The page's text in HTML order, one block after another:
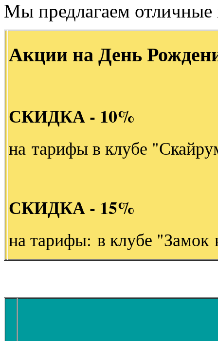
Мы предлагаем отличные
Акции на День
СКИДКА - 10%
на тарифы в клубе
СКИДКА - 15%
на тарифы: в клубе "Замок